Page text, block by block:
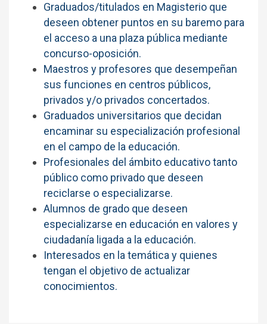
Graduados/titulados en Magisterio que
deseen obtener puntos en su baremo para
el acceso a una plaza pública mediante
concurso-oposición.
Maestros y profesores que desempeñan
sus funciones en centros públicos,
privados y/o privados concertados.
Graduados universitarios que decidan
encaminar su especialización profesional
en el campo de la educación.
Profesionales del ámbito educativo tanto
público como privado que deseen
reciclarse o especializarse.
Alumnos de grado que deseen
especializarse en educación en valores y
ciudadanía ligada a la educación.
Interesados en la temática y quienes
tengan el objetivo de actualizar
conocimientos.